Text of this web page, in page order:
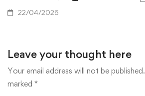
22/04/2026
Leave your thought here
Your email address will not be published.
marked *